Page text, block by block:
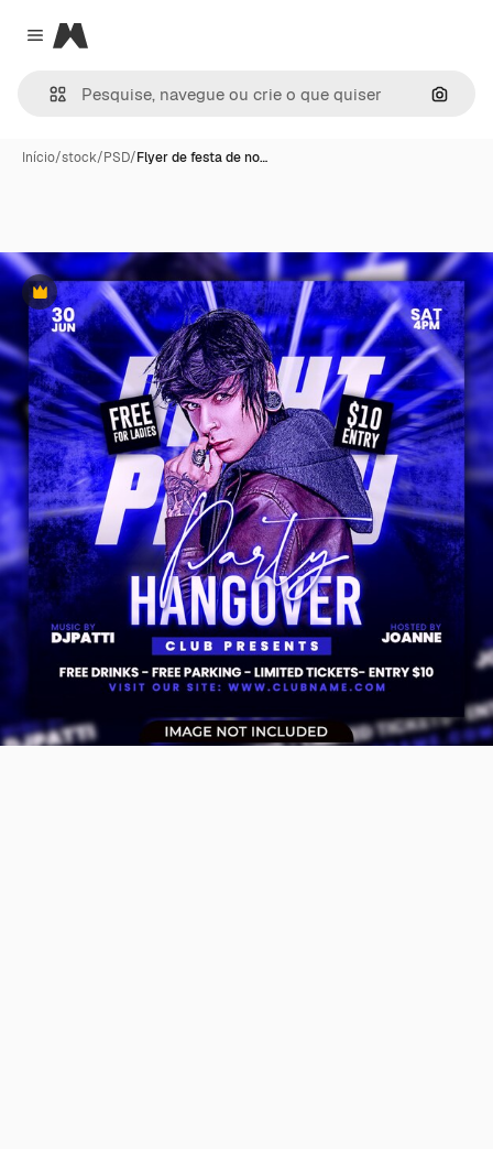
Close menu
Magnific
Início/stock/PSD/Flyer de festa de no…
Premium